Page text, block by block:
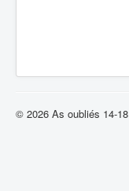
© 2026 As oubliés 14-18